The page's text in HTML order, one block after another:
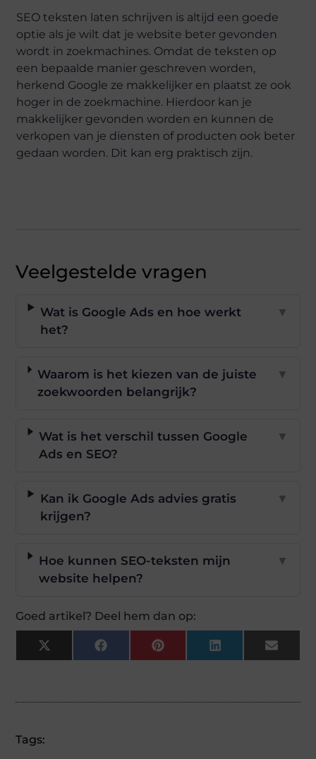
SEO teksten laten schrijven is altijd een goede
optie als je wilt dat je website beter gevonden
wordt in zoekmachines. Omdat de teksten op
een bepaalde manier geschreven worden,
herkend Google ze makkelijker en plaatst ze ook
hoger in de zoekmachine. Hierdoor kan je
makkelijker gevonden worden en kunnen de
verkopen van je diensten of producten ook beter
gedaan worden. Dit kan erg praktisch zijn.
Veelgestelde vragen
Wat is Google Ads en hoe werkt
het?
▼
Waarom is het kiezen van de juiste
zoekwoorden belangrijk?
▼
Wat is het verschil tussen Google
Ads en SEO?
▼
Kan ik Google Ads advies gratis
krijgen?
▼
Hoe kunnen SEO-teksten mijn
website helpen?
▼
Goed artikel? Deel hem dan op:
X
(Twitter)
FacebookPinterestLinkedInEmail
Tags: